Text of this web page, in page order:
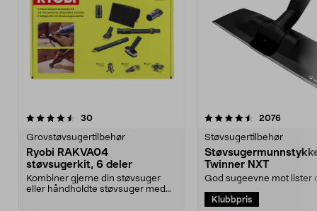
30anmeldelser
Grovstøvsugertilbehør
Ryobi RAKVA04
støvsugerkit, 6 deler
Kombiner gjerne din støvsuger
eller håndholdte støvsuger med
4.5 av 5 stjerner 2076
Støvsugertilbehør
Twinner NXT
God sugeevne mot lister
som fungerer på har...
Klubbpris
4.0 av 5 stjerner